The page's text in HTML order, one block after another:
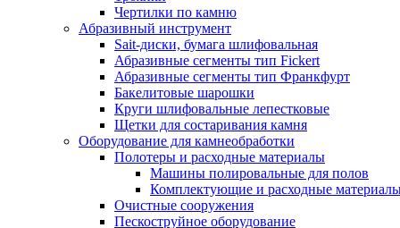
Чертилки по камню
Абразивный инструмент
Sait-диски, бумага шлифовальная
Абразивные сегменты тип Fickert
Абразивные сегменты тип Франкфурт
Бакелитовые шарошки
Круги шлифовальные лепестковые
Щетки для состаривания камня
Оборудование для камнеобработки
Полотеры и расходные материалы
Машины полировальные для полов
Комплектующие и расходные
Очистные сооружения
Пескоструйное оборудование